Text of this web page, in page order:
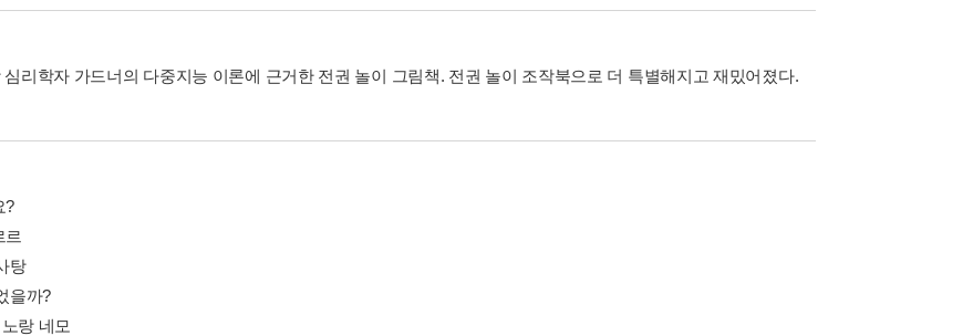
리학자 가드너의 다중지능 이론에 근거한 전권 놀이 그림책. 전권 놀이 조작북으로 더 특별해지고 재밌어졌다.
?
르
탕
을까?
랑 네모